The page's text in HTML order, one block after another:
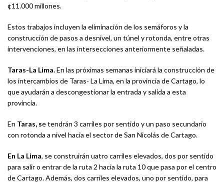
¢11.000 millones.
Estos trabajos incluyen la eliminación de los semáforos y la
construcción de pasos a desnivel, un túnel y rotonda, entre otras
intervenciones, en las intersecciones anteriormente señaladas.
Taras-La Lima.En las próximas semanas iniciará la construcción de
los intercambios de Taras- La Lima, en la provincia de Cartago, lo
que ayudarán a descongestionar la entrada y salida a esta
provincia.
En Taras, se tendrán 3 carriles por sentido y un paso secundario
con rotonda a nivel hacia el sector de San Nicolás de Cartago.
En La Lima, se construirán uatro carriles elevados, dos por sentido
para salir o entrar de la ruta 2 hacia la ruta 10 que pasa por el centro
de Cartago. Además, dos carriles elevados, uno por sentido, para